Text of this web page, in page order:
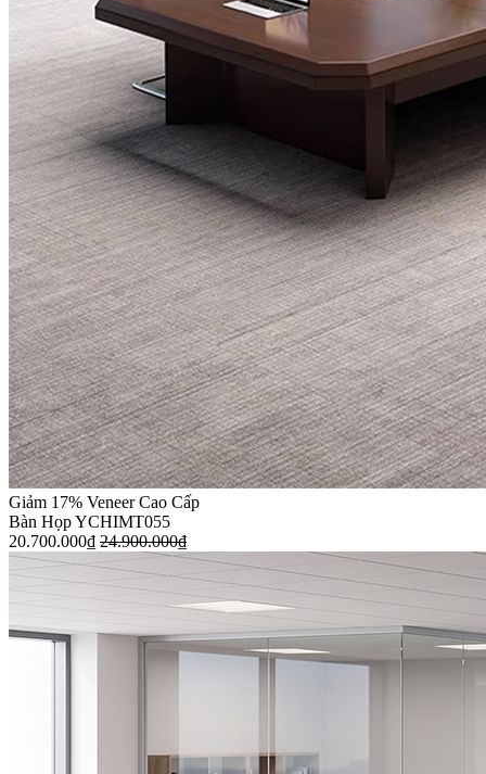
Giảm 17% Veneer Cao Cấp
Bàn Họp YCHIMT055
20.700.000₫ 24.900.000₫